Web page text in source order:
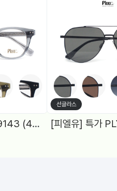
[피엘뉴] 특가 PK9143 (48) 여성원형, 블루라이트차단 렌즈, 5Color
선글라스